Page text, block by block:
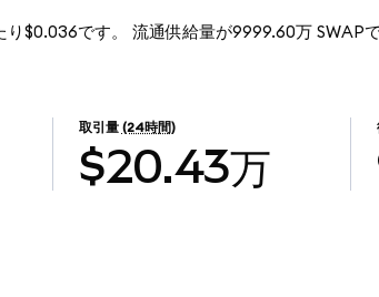
り$0.036です。 流通供給量が9999.60万 SWAP
取引量 (24時間)
$20.43万